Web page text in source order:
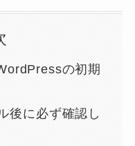
の初期
後に必ず確認し